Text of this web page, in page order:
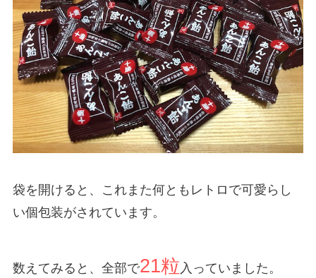
袋を開けると、これまた何ともレトロで可愛らし
い個包装がされています。
数えてみると、全部で21粒入っていました。